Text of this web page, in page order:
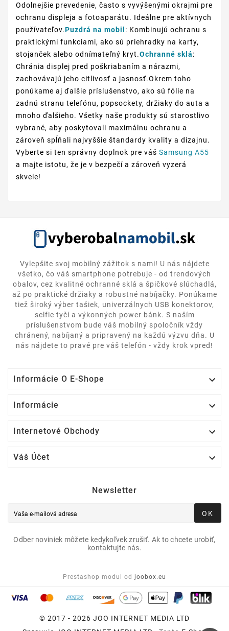
Odolnejšie prevedenie, často s vyvýšenými okrajmi pre
ochranu displeja a fotoaparátu. Ideálne pre aktívnych
používateľov.Puzdrá na mobil : Kombinujú ochranu s
praktickými funkciami, ako sú priehradky na karty,
stojanček alebo odnímateľný kryt.Ochranné sklá:
Chránia displej pred poškriabaním a nárazmi,
zachovávajú jeho citlivosť a jasnosť.Okrem toho
ponúkame aj ďalšie príslušenstvo, ako sú fólie na
zadnú stranu telefónu, popsockety, držiaky do auta a
mnoho ďalšieho. Všetky naše produkty sú starostlivo
vybrané, aby poskytovali maximálnu ochranu a
zároveň spĺňali najvyššie štandardy kvality a dizajnu.
Vyberte si ten správny doplnok pre váš Samsung A55
a majte istotu, že je v bezpečí a zároveň vyzerá
skvele!
Vylepšite svoj mobilný zážitok s nami! U nás nájdete
všetko, čo váš smartphone potrebuje - od trendových
obalov, cez kvalitné ochranné sklá a špičkové slúchadlá,
až po praktické držiaky a robustné nabíjačky. Ponúkame
tiež široký výber tašiek, univerzálnych USB konektorov,
selfie tyčí a výkonných power bánk. S naším
príslušenstvom bude váš mobilný spoločník vždy
chránený, nabíjaný a pripravený na každú výzvu dňa. U
nás nájdete to pravé pre váš telefón - vždy krok vpred!
Informácie O E-Shope 
Informácie 
Internetové Obchody 
Váš Účet 
Newsletter
OK
Odber noviniek môžete kedykoľvek zrušiť. Ak to chcete urobiť,
kontaktujte nás.
Prestashop modul od joobox.eu
© 2017 - 2026 JOO INTERNET MEDIA LTD